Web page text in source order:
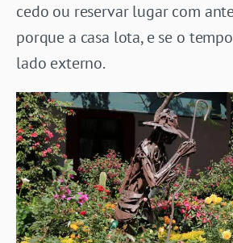
cedo ou reservar lugar com
porque a casa lota, e se o
lado externo.